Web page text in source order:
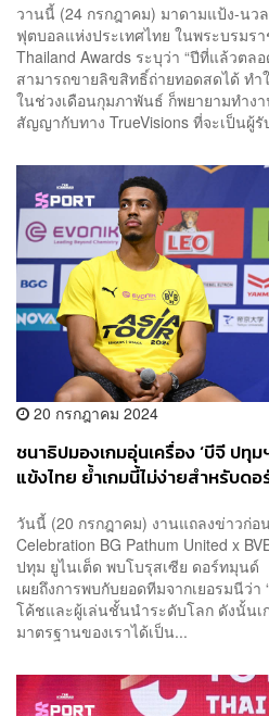
วานนี้ (24 กรกฎาคม) มาดามแป้ง-น
ฟุตบอลแห่งประเทศไทย ในพระบรมร
Thailand Awards ระบุว่า “ปีที่แล้วต
สามารถขายลิขสิทธิ์ถ่ายทอดสดได้ ทำ
ในช่วงเดือนกุมภาพันธ์ ก็พยายามทำงา
สัญญากับทาง TrueVisions ที่จะเป็นผู้
20 กรกฎาคม 2024
ชนาธิปมองเกมอุ่นเครื่อง ‘บีจี ป
แข้งไทย ย้ำเกมนี้ไม่ง่ายสำหรับด
วันนี้ (20 กรกฎาคม) งานแถลงข่าวก่อ
Celebration BG Pathum United x
ปทุม ยูไนเต็ด พบโบรุสเซีย ดอร์ทมุน
เผยถึงการพบกับยอดทีมจากเยอรมนีว่
โค้ชและผู้เล่นชั้นนำระดับโลก ดังนั้นเ
มาตรฐานของเราได้เป็น...